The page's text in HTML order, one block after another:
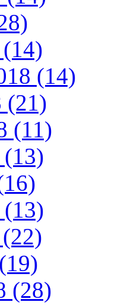
(14)
(21)
(11)
(13)
(13)
(28)